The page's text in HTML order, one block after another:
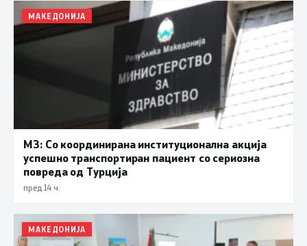
МАКЕДОНИЈА
МЗ: Со координирана институционална акција
успешно транспортиран пациент со сериозна
повреда од Турција
пред 14 ч.
МАКЕДОНИЈА